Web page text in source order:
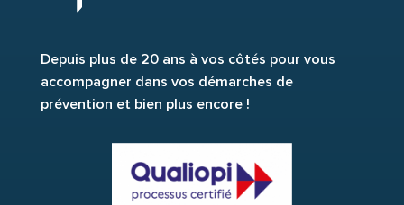
Depuis plus de 20 ans à vos côtés pour vous
accompagner dans vos démarches de
prévention et bien plus encore !